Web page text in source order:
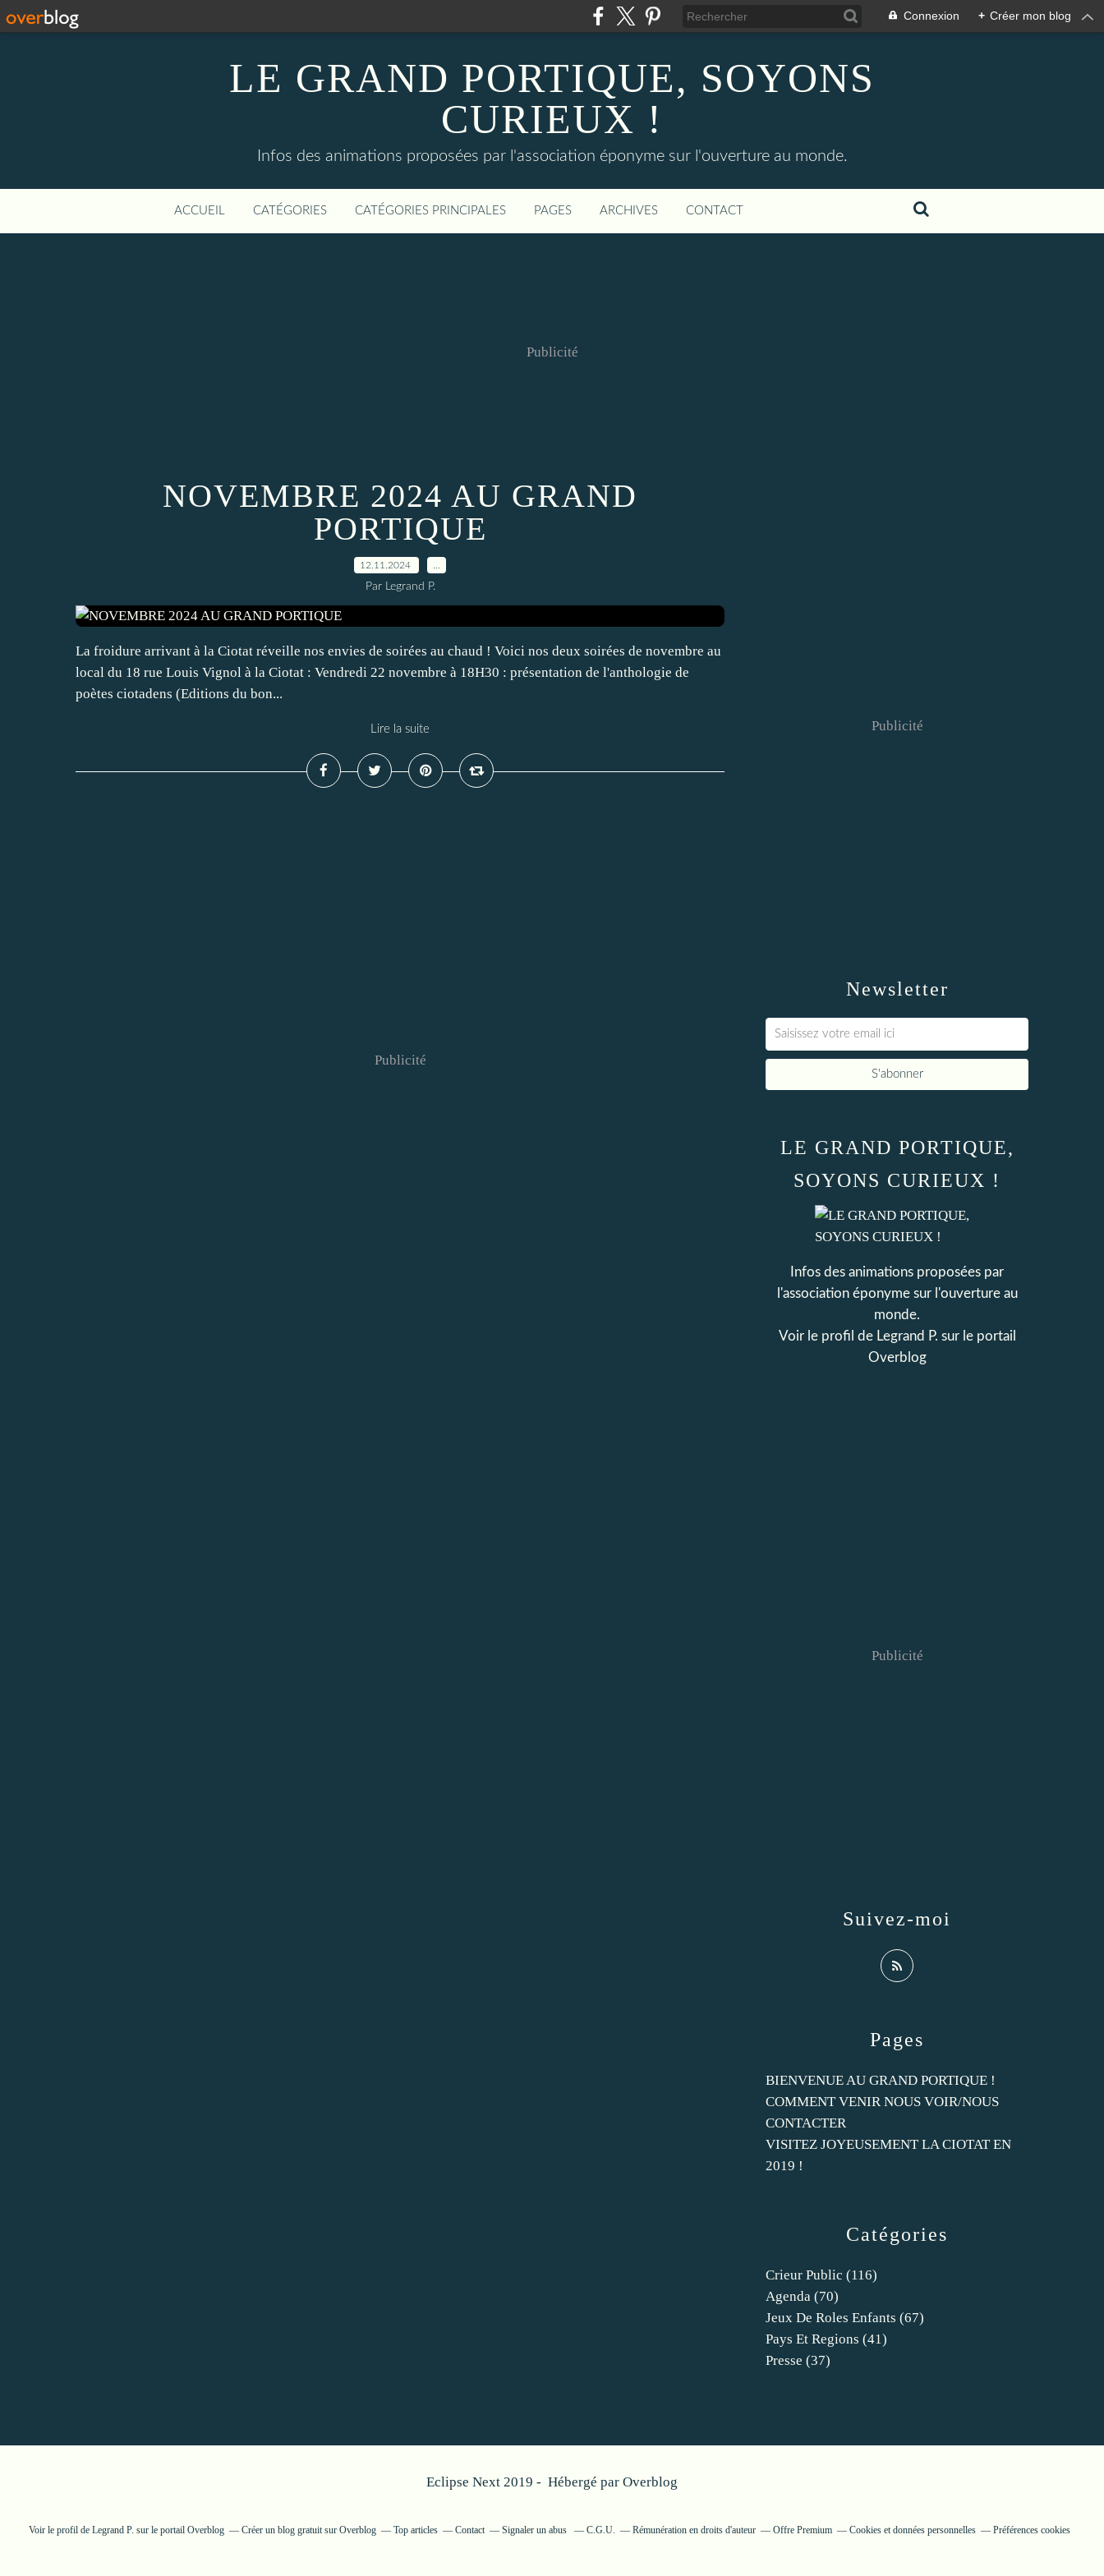
Connexion + Créer mon blog
LE GRAND PORTIQUE, SOYONS
CURIEUX !
Infos des animations proposées par l'association éponyme sur l'ouverture au monde.
ACCUEIL CATÉGORIES CATÉGORIES PRINCIPALES PAGES ARCHIVES CONTACT
Publicité
NOVEMBRE 2024 AU GRAND
PORTIQUE
12.11.2024
Par Legrand P.
La froidure arrivant à la Ciotat réveille nos envies de soirées au chaud ! Voici nos deux soirées de novembre au
local du 18 rue Louis Vignol à la Ciotat : Vendredi 22 novembre à 18H30 : présentation de l'anthologie de
poètes ciotadens (Editions du bon...
Lire la suite
Publicité
Newsletter
Publicité
Catégories
Crieur Public (116)
Agenda (70)
Jeux De Roles Enfants (67)
Pays Et Regions (41)
Presse (37)
Pages
BIENVENUE AU GRAND PORTIQUE !
COMMENT VENIR NOUS VOIR/NOUS
CONTACTER
VISITEZ JOYEUSEMENT LA CIOTAT EN
2019 !
LE GRAND PORTIQUE,
SOYONS CURIEUX !
Infos des animations proposées par
l'association éponyme sur l'ouverture au
monde.
Voir le profil de Legrand P. sur le portail
Overblog
Suivez-moi
Publicité
Eclipse Next 2019 - Hébergé par Overblog
Voir le profil de Legrand P. sur le portail Overblog Créer un blog gratuit sur Overblog Top articles Contact Signaler un abus C.G.U. Rémunération en droits d'auteur Offre Premium Cookies et données personnelles Préférences cookies